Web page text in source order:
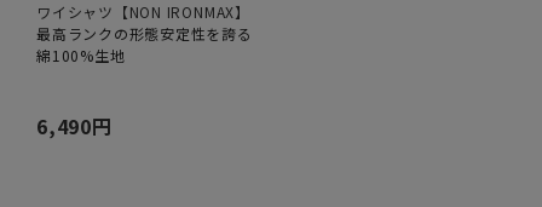
ワイシャツ【NON IRONMAX】
最高ランクの形態安定性を誇る
綿100%生地
6,490円